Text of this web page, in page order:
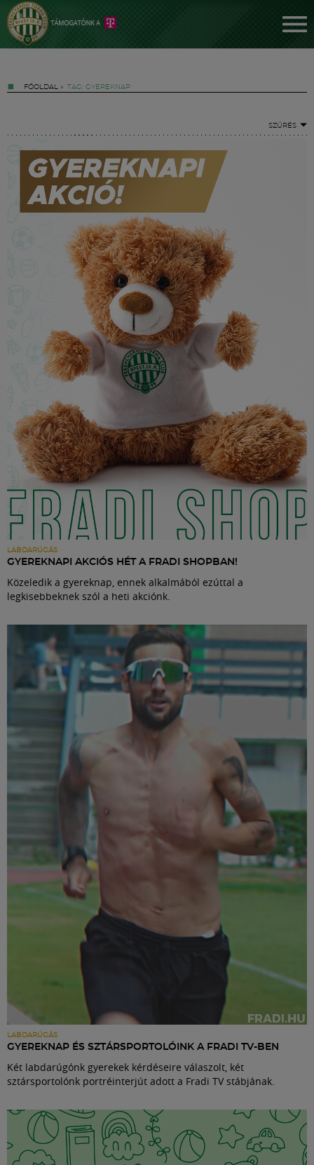
FŐOLDAL » TAG: GYEREKNAP
SZŰRÉS
LABDARÚGÁS
GYEREKNAPI AKCIÓS HÉT A FRADI SHOPBAN!
Közeledik a gyereknap, ennek alkalmából ezúttal a
legkisebbeknek szól a heti akciónk.
LABDARÚGÁS
GYEREKNAP ÉS SZTÁRSPORTOLÓINK A FRADI TV-BEN
Két labdarúgónk gyerekek kérdéseire válaszolt, két
sztársportolónk portréinterjút adott a Fradi TV stábjának.
Jegyek
FM YouTube +
Szakosztályok
Meccscenter
Klub
Szolgáltatások
Shop
Közösség
Múzeum
English